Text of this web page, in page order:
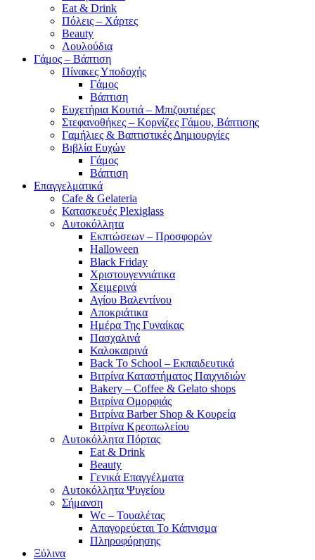
Eat & Drink
Πόλεις – Χάρτες
Beauty
Λουλούδια
Γάμος – Βάπτιση
Πίνακες Υποδοχής
Γάμος
Βάπτιση
Ευχετήρια Κουτιά – Μπιζουτιέρες
Στεφανοθήκες – Κορνίζες Γάμου, Βάπτισης
Γαμήλιες & Βαπτιστικές Δημιουργίες
Βιβλία Ευχών
Γάμος
Βάπτιση
Επαγγελματικά
Cafe & Gelateria
Κατασκευές Plexiglass
Αυτοκόλλητα
Εκπτώσεων – Προσφορών
Halloween
Black Friday
Χριστουγεννιάτικα
Χειμερινά
Αγίου Βαλεντίνου
Αποκριάτικα
Ημέρα Της Γυναίκας
Πασχαλινά
Καλοκαιρινά
Back To School – Εκπαιδευτικά
Βιτρίνα Καταστήματος Παιχνιδιών
Bakery – Coffee & Gelato shops
Βιτρίνα Ομορφιάς
Βιτρίνα Barber Shop & Κουρεία
Βιτρίνα Κρεοπωλείου
Αυτοκόλλητα Πόρτας
Eat & Drink
Beauty
Γενικά Επαγγέλματα
Αυτοκόλλητα Ψυγείου
Σήμανση
Wc – Τουαλέτας
Απαγορεύεται Το Κάπνισμα
Πληροφόρησης
Ξύλινα